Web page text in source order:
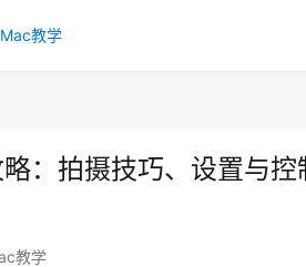
Mac教学
：拍摄技巧、设置与
教学